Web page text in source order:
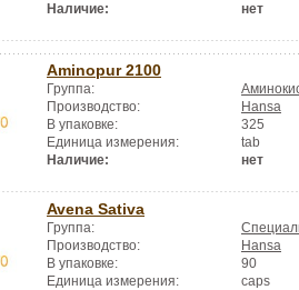
Наличие:
нет
Aminopur 2100
Группа:
Производство:
Hansa
В упаковке:
325
Единица измерения:
tab
Наличие:
нет
Avena Sativa
Группа:
Производство:
Hansa
В упаковке:
90
Единица измерения:
caps